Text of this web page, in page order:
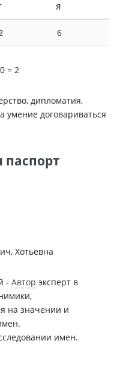
Я
6
= 2
дипломатия,
умение договариваться
паспорт
Хотьевна
- Автор эксперт в
на значении и
имен.